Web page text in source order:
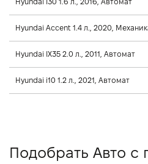
Hyundai Accent 1.4 л., 2020,
Hyundai IX35 2.0 л., 2011, Автомат
Hyundai i10 1.2 л., 2021, Автомат
Подобрать Авто с